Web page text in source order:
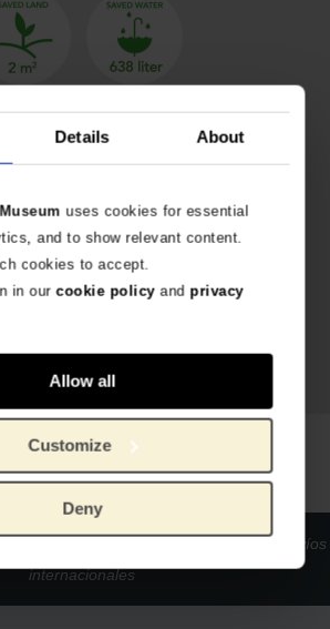
Details About
uses cookies for essential
and to show relevant content.
cookies to accept.
in ourcookie policyand privacy
Allow all
Customize
Deny
parte trasera. Medidas: 40 x 40
Van Gogh Museum
40 cm
85 gram
100% algodón reciclado
Envíos
internacionales